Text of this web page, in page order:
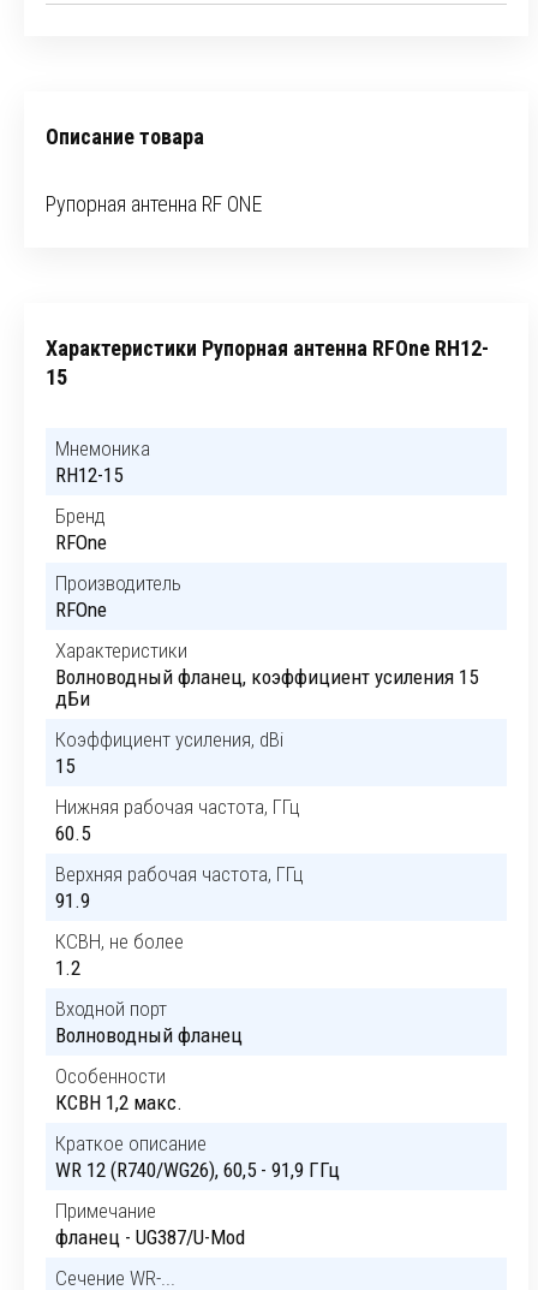
Описание товара
Рупорная антенна RF ONE
Характеристики Рупорная антенна RFOne RH12-
15
Мнемоника
RH12-15
Бренд
RFOne
Производитель
RFOne
Характеристики
Волноводный фланец, коэффициент усиления 15
дБи
Коэффициент усиления, dBi
15
Нижняя рабочая частота, ГГц
60.5
Верхняя рабочая частота, ГГц
91.9
КСВН, не более
1.2
Входной порт
Волноводный фланец
Особенности
КСВН 1,2 макс.
Краткое описание
WR 12 (R740/WG26), 60,5 - 91,9 ГГц
Примечание
фланец - UG387/U-Mod
Сечение WR-...